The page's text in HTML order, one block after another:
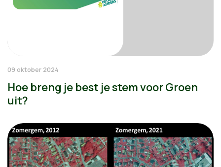
09 oktober 2024
Hoe breng je best je stem voor Groen
uit?